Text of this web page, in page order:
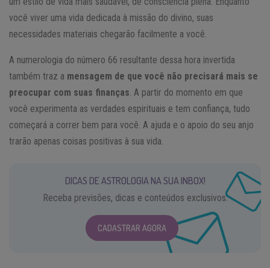
você viver uma vida dedicada à missão do divino, suas
necessidades materiais chegarão facilmente a você.
A numerologia do número 66 resultante dessa hora invertida
também traz a mensagem de que você não precisará mais se
preocupar com suas finanças. A partir do momento em que
você experimenta as verdades espirituais e tem confiança, tudo
começará a correr bem para você. A ajuda e o apoio do seu anjo
trarão apenas coisas positivas à sua vida.
DICAS DE ASTROLOGIA NA SUA INBOX!
Receba previsões, dicas e conteúdos exclusivos.
CADASTRAR AGORA